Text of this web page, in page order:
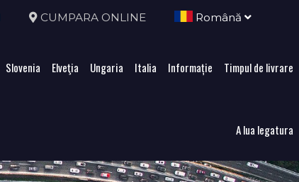
CUMPARA ONLINE Română
Slovenia Elveţia Ungaria Italia Informație Timpul de livrare
A lua legatura